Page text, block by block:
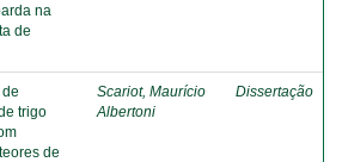
na
de
trigo
de
Scariot, Maurício
Albertoni
Dissertação